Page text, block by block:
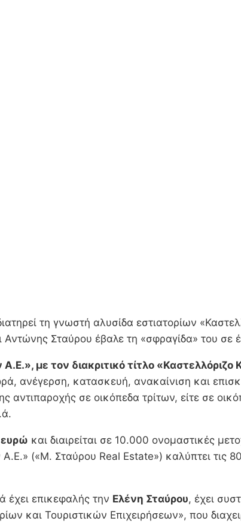
τη γνωστή αλυσίδα εστιατορίων
Σταύρου έβαλε τη «σφραγίδα» του σε
με τον διακριτικό τίτλο «Καστελλόριζο
ανέγερση, κατασκευή, ανακαίνιση και
σε οικόπεδα τρίτων, είτε σε
και διαιρείται σε 10.000 ονομαστικές
(«Μ. Σταύρου Real Estate») καλύπτει τις
έχει επικεφαλής την Ελένη Σταύρου, έχει
και Τουριστικών Επιχειρήσεων», που